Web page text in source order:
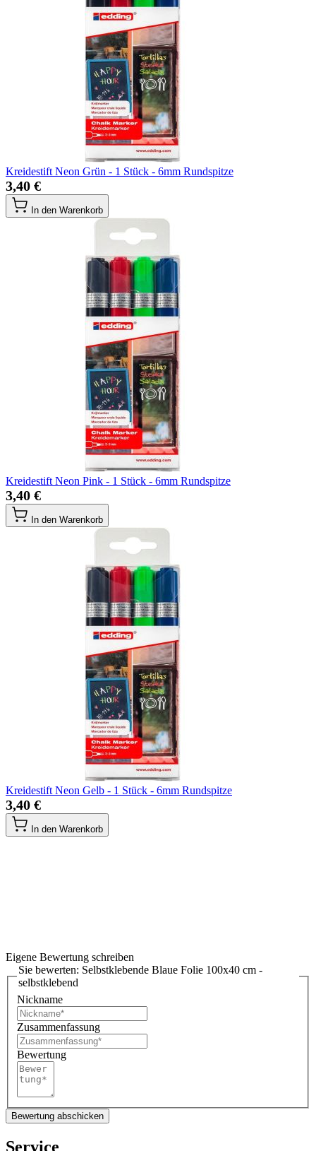
Kreidestift Neon Grün - 1 Stück - 6mm Rundspitze
3,40 €
In den Warenkorb
Kreidestift Neon Pink - 1 Stück - 6mm Rundspitze
3,40 €
In den Warenkorb
Kreidestift Neon Gelb - 1 Stück - 6mm Rundspitze
3,40 €
In den Warenkorb
Eigene Bewertung schreiben
Sie bewerten: Selbstklebende Blaue Folie 100x40 cm -
selbstklebend
Nickname
Zusammenfassung
Bewertung
Bewertung abschicken
Service